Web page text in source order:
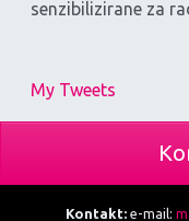
senzibilizirane za
My Tweets
Kontakt:e-mail: